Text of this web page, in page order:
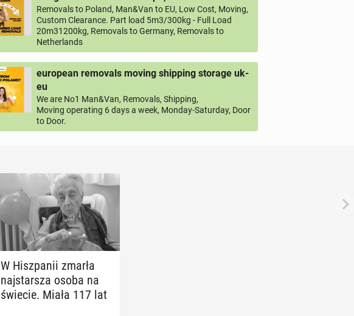
Removals to Poland, Man&Van to EU, Low Cost, Moving,
Custom Clearance. Part load 5m3/300kg - Full Load
20m31200kg, Removals to Germany, Removals to
Netherlands
european removals moving shipping storage uk-
eu
We are No1 Man&Van, Removals, Shipping,
Moving operating 6 days a week, Monday-Saturday, Door
to Door.
W Hisz­pa­nii zmarła
naj­star­sza osoba na
świecie. Miała 117 lat